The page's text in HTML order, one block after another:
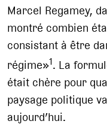
Marcel Regamey,
montré combien
consistant à être
régime»1. La
était chère pour
paysage politique
aujourd’hui.